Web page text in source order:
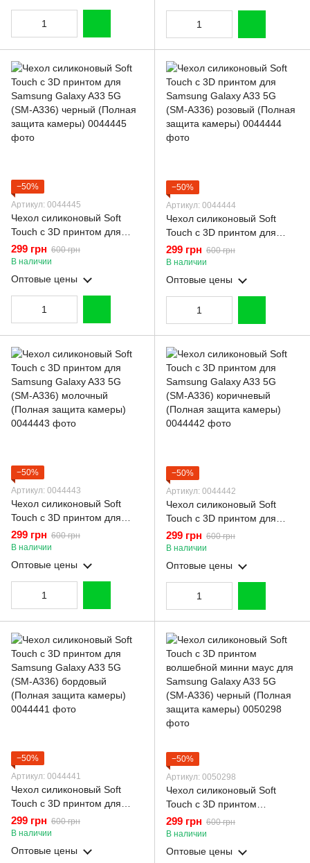
−50%
Артикул: 0044445
Чехол силиконовый Soft
Touch с 3D принтом для
Samsung Galaxy A33 5G
(SM-A336) черный (Полная
защита камеры)
299 грн 600 грн
В наличии
Оптовые цены
−50%
Артикул: 0044444
Чехол силиконовый Soft
Touch с 3D принтом для
Samsung Galaxy A33 5G
(SM-A336) розовый (Полная
защита камеры)
299 грн 600 грн
В наличии
Оптовые цены
−50%
Артикул: 0044443
Чехол силиконовый Soft
Touch с 3D принтом для
Samsung Galaxy A33 5G
(SM-A336) молочный
(Полная защита камеры)
299 грн 600 грн
В наличии
Оптовые цены
−50%
Артикул: 0044442
Чехол силиконовый Soft
Touch с 3D принтом для
Samsung Galaxy A33 5G
(SM-A336) коричневый
(Полная защита камеры)
299 грн 600 грн
В наличии
Оптовые цены
−50%
Артикул: 0044441
Чехол силиконовый Soft
Touch с 3D принтом для
Samsung Galaxy A33 5G
(SM-A336) бордовый
(Полная защита камеры)
299 грн 600 грн
В наличии
Оптовые цены
−50%
Артикул: 0050298
Чехол силиконовый Soft
Touch с 3D принтом
волшебной минни маус для
Samsung Galaxy A33 5G
(SM-A336) черный (Полная
защита камеры)
299 грн 600 грн
В наличии
Оптовые цены